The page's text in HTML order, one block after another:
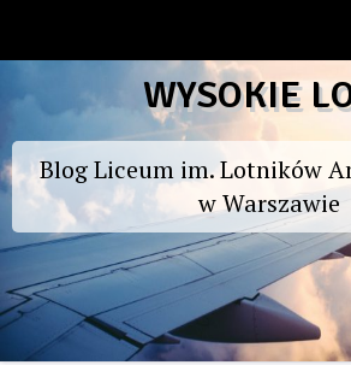
to
WYSOKIE
Blog Liceum im. Lotników
w Warszawie